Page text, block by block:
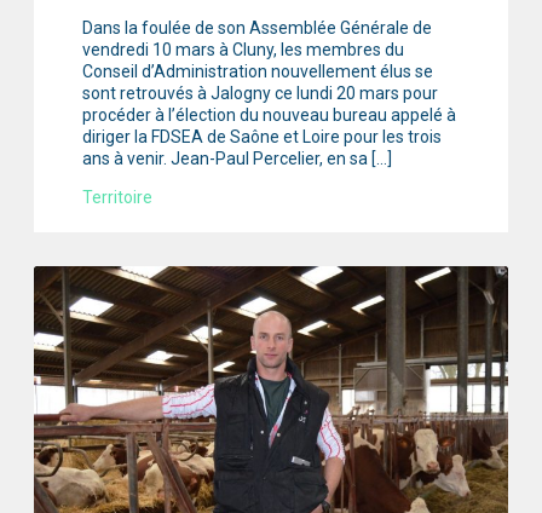
Dans la foulée de son Assemblée Générale de
vendredi 10 mars à Cluny, les membres du
Conseil d’Administration nouvellement élus se
sont retrouvés à Jalogny ce lundi 20 mars pour
procéder à l’élection du nouveau bureau appelé à
diriger la FDSEA de Saône et Loire pour les trois
ans à venir. Jean-Paul Percelier, en sa […]
Territoire